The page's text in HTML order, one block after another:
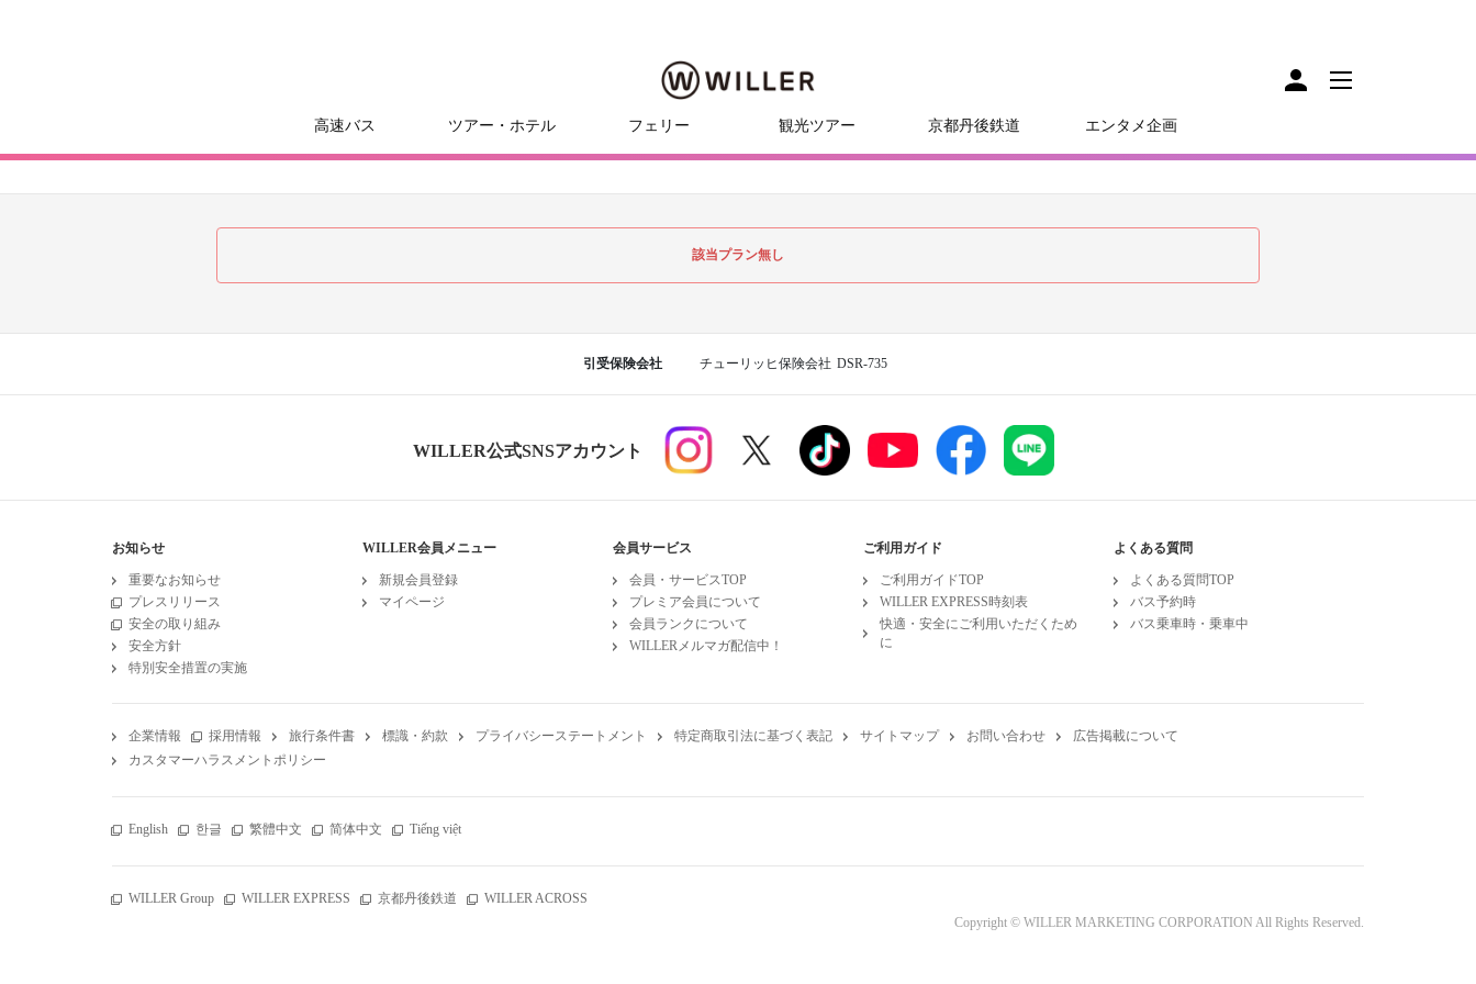
高速バス ツアー・ホテル フェリー 観光ツアー 京都丹後鉄道 エンタメ企画
該当プラン無し
引受保険会社 チューリッヒ保険会社 DSR-735
WILLER公式SNSアカウント
お知らせ
重要なお知らせ
プレスリリース
安全の取り組み
安全方針
特別安全措置の実施
WILLER会員メニュー
新規会員登録
マイページ
会員サービス
会員・サービスTOP
プレミア会員について
会員ランクについて
WILLERメルマガ配信中！
ご利用ガイド
ご利用ガイドTOP
WILLER EXPRESS時刻表
快適・安全にご利用いただくため
に
よくある質問
よくある質問TOP
バス予約時
バス乗車時・乗車中
企業情報 採用情報 旅行条件書 標識・約款 プライバシーステートメント 特定商取引法に基づく表記 サイトマップ お問い合わせ
広告掲載について
カスタマーハラスメントポリシー
English 한글 繁體中文 简体中文 Tiếng việt
WILLER Group WILLER EXPRESS 京都丹後鉄道
WILLER ACROSS
Copyright © WILLER MARKETING CORPORATION All Rights Reserved.